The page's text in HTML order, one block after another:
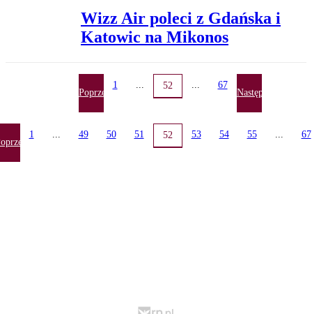
Wizz Air poleci z Gdańska i
Katowic na Mikonos
Poprzednia
1 52 67
Następna
1 49 50 51 52 53 54 55 67